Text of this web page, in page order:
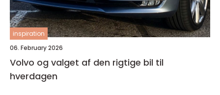
inspiration
06. February 2026
Volvo og valget af den rigtige bil til
hverdagen